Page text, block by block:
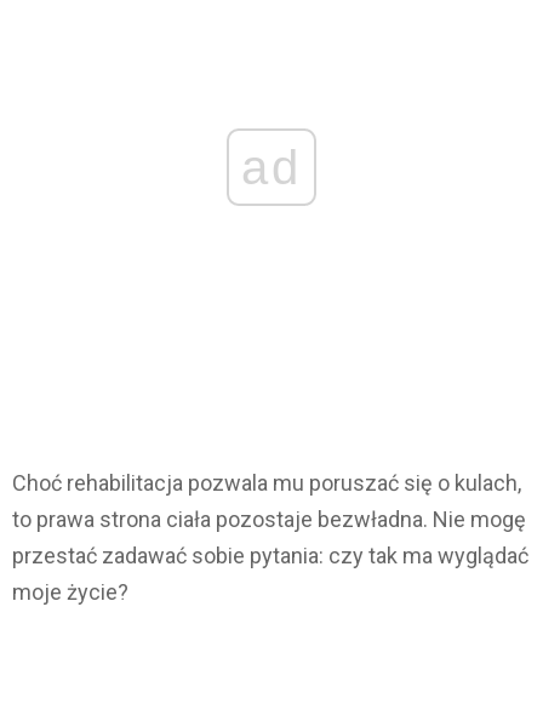
ad
Choć rehabilitacja pozwala mu poruszać się o kulach,
to prawa strona ciała pozostaje bezwładna. Nie mogę
przestać zadawać sobie pytania: czy tak ma wyglądać
moje życie?